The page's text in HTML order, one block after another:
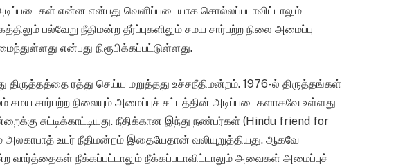
அடிப்படைகள் என்ன என்பது வெளிப்படையாக சொல்லப்படாவிட்டாலும்
பல்வேறு நீதிமன்ற தீர்ப்புகளிலும் சமய சார்பற்ற நிலை அமைப்பு
என்பது நிரூபிக்கப்பட்டுள்ளது.
திருத்தத்தை ரத்து செய்ய மறுத்தது உச்சநீதிமன்றம். 1976-ல் திருத்தங்கள்
சமய சார்பற்ற நிலையும் அமைப்புச் சட்டத்தின் அடிப்படைகளாகவே உள்ளது
சுட்டிக்காட்டியது. நீதிக்கான இந்து நண்பர்கள் (Hindu friend for
உயர் நீதிமன்றம் இதையேதான் வலியுறுத்தியது. ஆகவே
வார்த்தைகள் நீக்கப்பட்டாலும் நீக்கப்படாவிட்டாலும் அவைகள் அமைப்புச்